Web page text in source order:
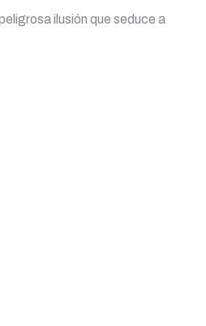
ilusión que seduce a